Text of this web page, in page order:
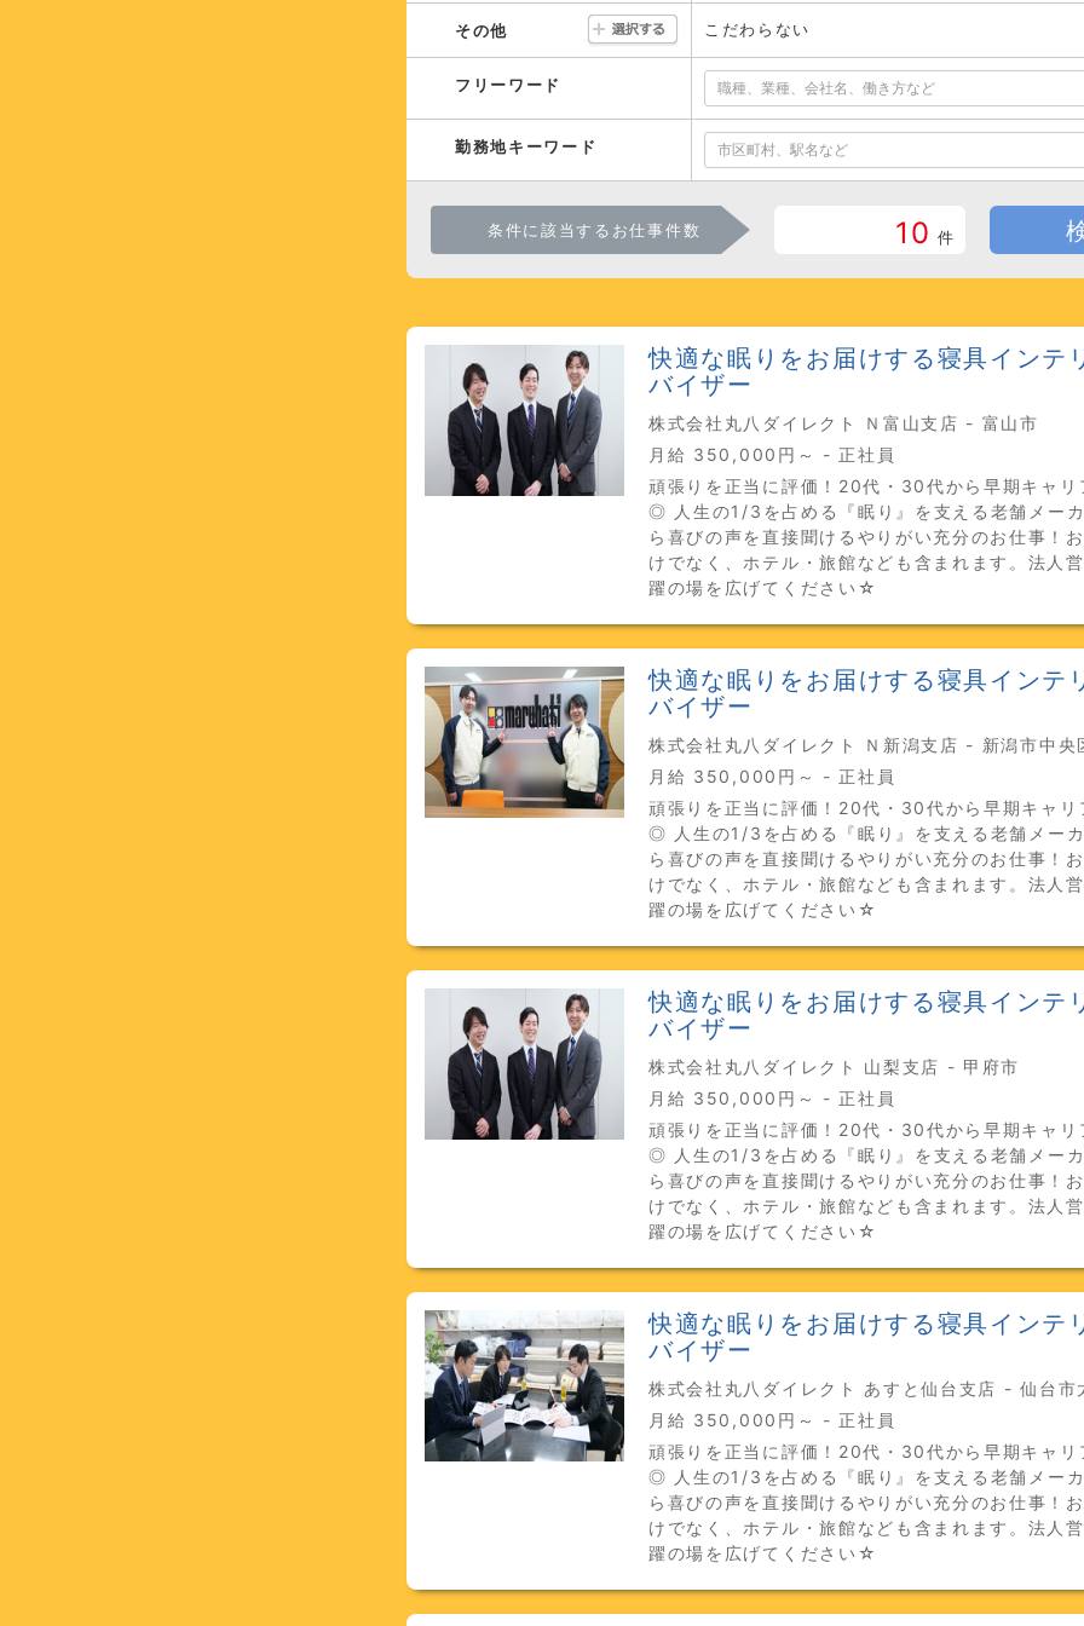
その他 こだわらない
フリーワード
勤務地キーワード
条件に該当するお仕事件数 10 件
快適な眠りをお届けする寝具インテ
バイザー
株式会社丸八ダイレクト Ｎ富山支店 - 富山市
月給 350,000円～ - 正社員
頑張りを正当に評価！20代・30代から早期キャリ
◎ 人生の1/3を占める『眠り』を支える老舗メー
ら喜びの声を直接聞けるやりがい充分のお仕事！
けでなく、ホテル・旅館なども含まれます。法人
躍の場を広げてください☆
快適な眠りをお届けする寝具インテ
バイザー
株式会社丸八ダイレクト Ｎ新潟支店 - 新潟市中央
月給 350,000円～ - 正社員
頑張りを正当に評価！20代・30代から早期キャリ
◎ 人生の1/3を占める『眠り』を支える老舗メー
ら喜びの声を直接聞けるやりがい充分のお仕事！
けでなく、ホテル・旅館なども含まれます。法人
躍の場を広げてください☆
快適な眠りをお届けする寝具インテ
バイザー
株式会社丸八ダイレクト 山梨支店 - 甲府市
月給 350,000円～ - 正社員
頑張りを正当に評価！20代・30代から早期キャリ
◎ 人生の1/3を占める『眠り』を支える老舗メー
ら喜びの声を直接聞けるやりがい充分のお仕事！
けでなく、ホテル・旅館なども含まれます。法人
躍の場を広げてください☆
快適な眠りをお届けする寝具インテ
バイザー
株式会社丸八ダイレクト あすと仙台支店 - 仙台市
月給 350,000円～ - 正社員
頑張りを正当に評価！20代・30代から早期キャリ
◎ 人生の1/3を占める『眠り』を支える老舗メー
ら喜びの声を直接聞けるやりがい充分のお仕事！
けでなく、ホテル・旅館なども含まれます。法人
躍の場を広げてください☆